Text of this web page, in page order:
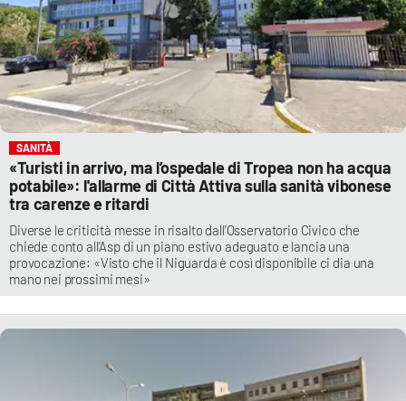
SANITÀ
«Turisti in arrivo, ma l’ospedale di Tropea non ha acqua
potabile»: l'allarme di Città Attiva sulla sanità vibonese
tra carenze e ritardi
Diverse le criticità messe in risalto dall'Osservatorio Civico che
chiede conto all'Asp di un piano estivo adeguato e lancia una
provocazione: «Visto che il Niguarda è così disponibile ci dia una
mano nei prossimi mesi»